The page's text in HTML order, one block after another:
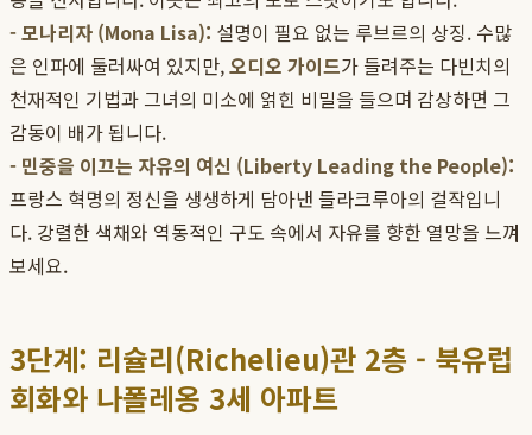
- 모나리자 (Mona Lisa): 설명이 필요 없는 루브르의 상징. 수많
은 인파에 둘러싸여 있지만,오디오 가이드가 들려주는 다빈치의
천재적인 기법과 그녀의 미소에 얽힌 비밀을 들으며 감상하면 그
감동이 배가 됩니다.
- 민중을 이끄는 자유의 여신 (Liberty Leading the People):
프랑스 혁명의 정신을 생생하게 담아낸 들라크루아의 걸작입니
다. 강렬한 색채와 역동적인 구도 속에서 자유를 향한 열망을 느껴
보세요.
3단계: 리슐리(Richelieu)관 2층 - 북유럽
회화와 나폴레옹 3세 아파트